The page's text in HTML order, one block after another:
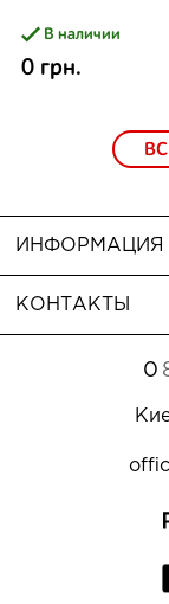
В наличии
0 грн.
ИНФОРМАЦИЯ
КОНТАКТЫ
0